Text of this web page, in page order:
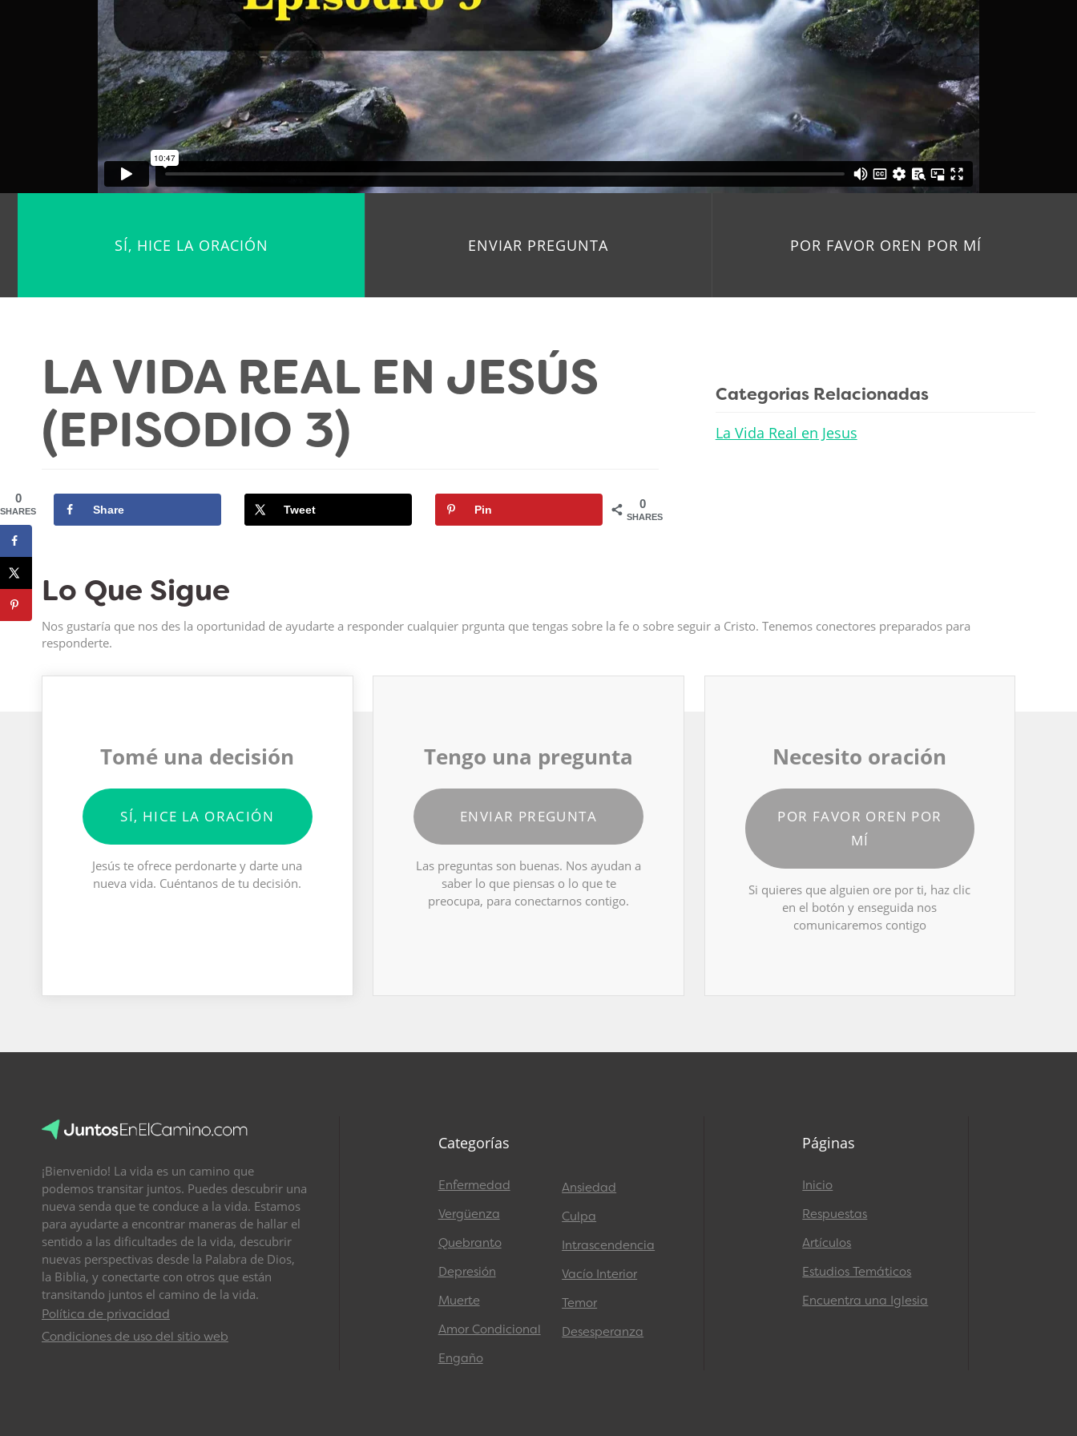
SÍ, HICE LA ORACIÓN ENVIAR PREGUNTA POR FAVOR OREN POR MÍ
LA VIDA REAL EN JESÚS
(EPISODIO 3)
0
SHARES
Share Tweet Pin
Categorias Relacionadas
La Vida Real en Jesus
Lo Que Sigue
Nos gustaría que nos des la oportunidad de ayudarte a responder cualquier prgunta que tengas sobre la fe o sobre seguir a Cristo. Tenemos conectores preparados para
responderte.
Tomé una decisión
SÍ, HICE LA ORACIÓN
Jesús te ofrece perdonarte y darte una
nueva vida. Cuéntanos de tu decisión.
Tengo una pregunta
ENVIAR PREGUNTA
Las preguntas son buenas. Nos ayudan a
saber lo que piensas o lo que te
preocupa, para conectarnos contigo.
Necesito oración
POR FAVOR OREN POR
MÍ
Si quieres que alguien ore por ti, haz clic
en el botón y enseguida nos
comunicaremos contigo
¡Bienvenido! La vida es un camino que
podemos transitar juntos. Puedes descubrir una
nueva senda que te conduce a la vida. Estamos
para ayudarte a encontrar maneras de hallar el
sentido a las dificultades de la vida, descubrir
nuevas perspectivas desde la Palabra de Dios,
la Biblia, y conectarte con otros que están
transitando juntos el camino de la vida.
Política de privacidad
Condiciones de uso del sitio web
Categorías
Enfermedad
Vergüenza
Quebranto
Depresión
Muerte
Amor Condicional
Engaño
Ansiedad
Culpa
Intrascendencia
Vacío Interior
Temor
Desesperanza
Páginas
Inicio
Respuestas
Artículos
Estudios Temáticos
Encuentra una Iglesia
0
SHARES